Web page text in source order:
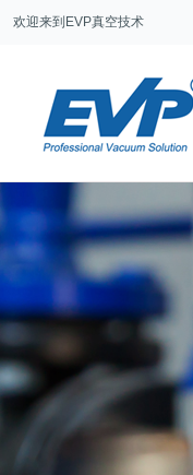
欢迎来到EVP真空技术